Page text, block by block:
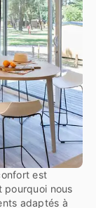
est
pourquoi nous
adaptés à